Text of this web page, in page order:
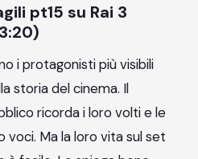
pt15 su Rai 3
i protagonisti più visibili
storia del cinema. Il
ricorda i loro volti e le
voci. Ma la loro vita sul set